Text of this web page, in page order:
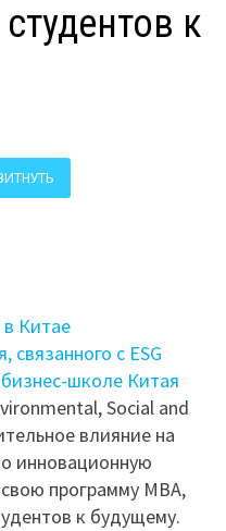
к
в Китае
с ESG
школе Китая
Social and
влияние на
инновационную
программу MBA,
к будущему.